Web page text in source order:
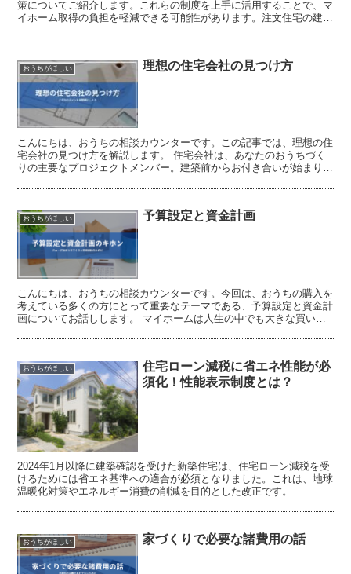
策についてご紹介します。これらの制度を上手に活用することで、マ
イホーム取得の負担を軽減できる可能性があります。注文住宅の建築
おうちがほしい 理想の住宅会社の見つけ方
こんにちは、おうちの相談カウンターです。この記事では、理想の住
宅会社の見つけ方を解説します。 住宅会社は、あなたのおうちづく
りの主要なプロジェクトメンバー。建築前からお付き合いが始まり、
おうちがほしい 予算設定と資金計画
こんにちは、おうちの相談カウンターです。今回は、おうちの購入を
考えている多くの方にとって重要なテーマである、予算設定と資金計
画についてお話しします。 マイホームは人生の中でも大きな買い物
おうちがほしい
住宅ローン減税に省エネ性能が必
須化！性能表示制度とは？
2024年1月以降に建築確認を受けた新築住宅は、住宅ローン減税を受
けるためには省エネ基準への適合が必須となりました。これは、地球
温暖化対策やエネルギー消費の削減を目的とした改正です。
おうちがほしい 家づくりで必要な諸費用の話